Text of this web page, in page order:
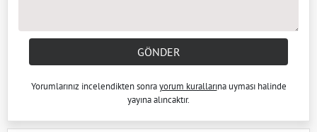
GÖNDER
Yorumlarınız incelendikten sonrayorum kurallarına uyması halinde
yayına alıncaktır.